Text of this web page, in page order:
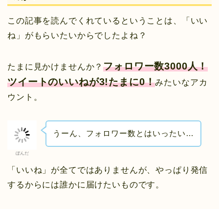
この記事を読んでくれているということは、「いい
ね」がもらいたいからでしたよね？
たまに見かけませんか？フォロワー数3000人！
ツイートのいいねが3!たまに0！みたいなアカ
ウント。
ぼんだ
うーん、フォロワー数とはいったい…
「いいね」が全てではありませんが、やっぱり発信
するからには誰かに届けたいものです。